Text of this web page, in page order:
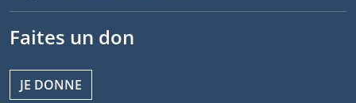
Faites un don
JE DONNE